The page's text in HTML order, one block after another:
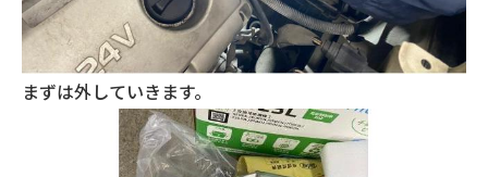
まずは外していきます。